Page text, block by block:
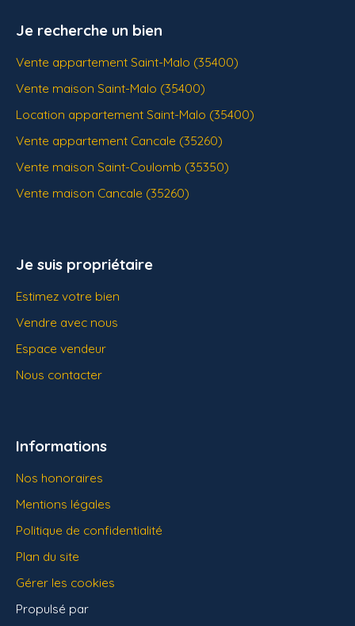
Je recherche un bien
Vente appartement Saint-Malo (35400)
Vente maison Saint-Malo (35400)
Location appartement Saint-Malo (35400)
Vente appartement Cancale (35260)
Vente maison Saint-Coulomb (35350)
Vente maison Cancale (35260)
Je suis propriétaire
Estimez votre bien
Vendre avec nous
Espace vendeur
Nous contacter
Informations
Nos honoraires
Mentions légales
Politique de confidentialité
Plan du site
Gérer les cookies
Propulsé par